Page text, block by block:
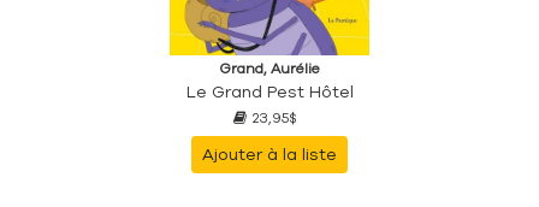
Grand, Aurélie
Le Grand Pest Hôtel
23,95$
Ajouter à la liste